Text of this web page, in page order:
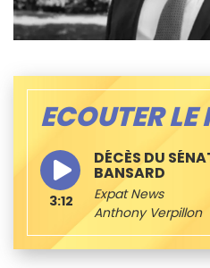
ECOUTER
DÉCÈS DU
BANSARD
Expat News
Anthony Verpillon
3:12